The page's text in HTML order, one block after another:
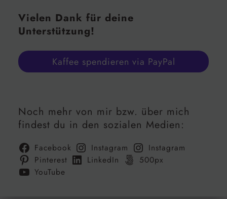
Vielen Dank für deine
Unterstützung!
Kaffee spendieren via PayPal
Noch mehr von mir bzw. über mich
findest du in den sozialen Medien:
Facebook Instagram
Instagram
Pinterest
LinkedIn
500px
YouTube